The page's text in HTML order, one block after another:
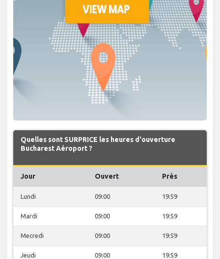
Quelles sont SURPRICE les heures d'ouverture
Bucharest Aéroport ?
Jour Ouvert Près
Lundi 09:00 19:59
Mardi 09:00 19:59
Mecredi 09:00 19:59
Jeudi 09:00 19:59